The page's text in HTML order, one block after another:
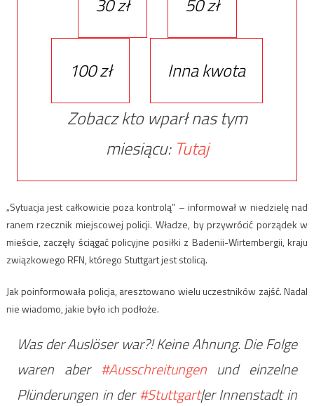
100 zł
Inna kwota
Zobacz kto wparł nas tym
miesiącu: Tutaj
„Sytuacja jest całkowicie poza kontrolą” – informował w niedzielę nad
ranem rzecznik miejscowej policji. Władze, by przywrócić porządek w
mieście, zaczęły ściągać policyjne posiłki z Badenii-Wirtembergii, kraju
związkowego RFN, którego Stuttgart jest stolicą.
Jak poinformowała policja, aresztowano wielu uczestników zajść. Nadal
nie wiadomo, jakie było ich podłoże.
Was der Auslöser war?! Keine Ahnung. Die Folge
waren aber #Ausschreitungenund einzelne
Plünderungen in der#Stuttgart|er Innenstadt in